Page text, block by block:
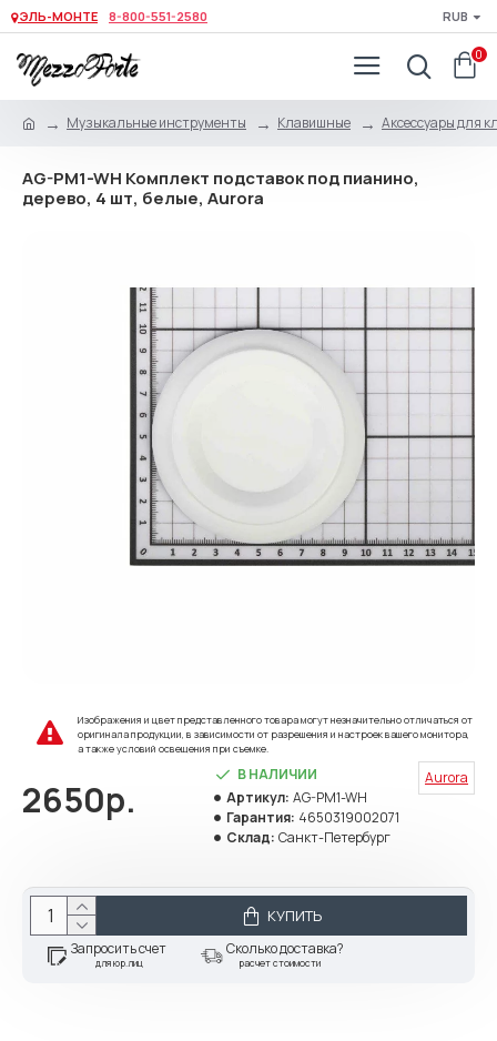
ЭЛЬ-МОНТЕ 8-800-551-2580 RUB
0
Музыкальные инструменты Клавишные Аксессуары для
AG-PM1-WH Комплект подставок под пианино,
дерево, 4 шт, белые, Aurora
Изображения и цвет представленного товара могут незначительно отличаться от
оригинала продукции, в зависимости от разрешения и настроек вашего монитора,
а также условий освещения при съемке.
2650р.
В НАЛИЧИИ
Артикул: AG-PM1-WH
Гарантия: 4650319002071
Склад: Санкт-Петербург
Aurora
КУПИТЬ
Запросить счет
для юр.лиц
Сколько доставка?
расчет стоимости